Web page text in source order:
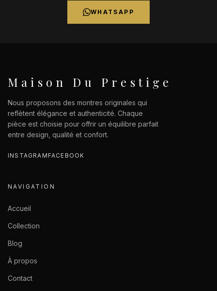
WHATSAPP
Maison Du Prestige
Nous proposons des montres originales qui
reflètent élégance et authenticité. Chaque
pièce est choisie pour offrir un équilibre parfait
entre design, qualité et confort.
INSTAGRAMFACEBOOK
NAVIGATION
Accueil
Collection
Blog
À propos
Contact